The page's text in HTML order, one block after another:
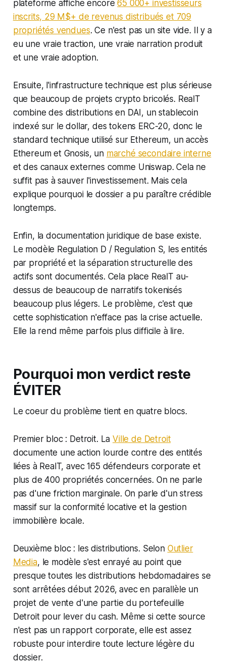
plateforme affiche encore65 000+ investisseurs
inscrits, 29 M$+ de revenus distribués et 709
propriétés vendues. Ce n'est pas un site vide. Il y a
eu une vraie traction, une vraie narration produit
et une vraie adoption.
Ensuite, l'infrastructure technique est plus sérieuse
que beaucoup de projets crypto bricolés. RealT
combine des distributions en DAI, un stablecoin
indexé sur le dollar, des tokens ERC-20, donc le
standard technique utilisé sur Ethereum, un accès
Ethereum et Gnosis, un marché secondaire interne
et des canaux externes comme Uniswap. Cela ne
suffit pas à sauver l'investissement. Mais cela
explique pourquoi le dossier a pu paraître crédible
longtemps.
Enfin, la documentation juridique de base existe.
Le modèle Regulation D / Regulation S, les entités
par propriété et la séparation structurelle des
actifs sont documentés. Cela place RealT au-
dessus de beaucoup de narratifs tokenisés
beaucoup plus légers. Le problème, c'est que
cette sophistication n'efface pas la crise actuelle.
Elle la rend même parfois plus difficile à lire.
Pourquoi mon verdict reste
ÉVITER
Le coeur du problème tient en quatre blocs.
Premier bloc : Detroit. LaVille de Detroit
documente une action lourde contre des entités
liées à RealT, avec 165 défendeurs corporate et
plus de 400 propriétés concernées. On ne parle
pas d'une friction marginale. On parle d'un stress
massif sur la conformité locative et la gestion
immobilière locale.
Deuxième bloc : les distributions. Selon Outlier
Media, le modèle s'est enrayé au point que
presque toutes les distributions hebdomadaires se
sont arrêtées début 2026, avec en parallèle un
projet de vente d'une partie du portefeuille
Detroit pour lever du cash. Même si cette source
n'est pas un rapport corporate, elle est assez
robuste pour interdire toute lecture légère du
dossier.